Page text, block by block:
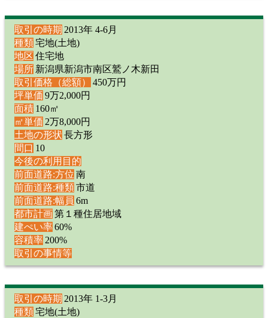
取引の時期 2013年 4-6月
種類 宅地(土地)
地区 住宅地
場所 新潟県新潟市南区鷲ノ木新田
取引価格（総額）
450万円
坪単価 9万2,000円
面積 160㎡
㎡単価 2万8,000円
土地の形状 長方形
間口 10
今後の利用目的
前面道路:方位 南
前面道路:種類 市道
前面道路:幅員 6m
都市計画 第１種住居地域
建ぺい率60%
容積率200%
取引の事情等
取引の時期 2013年 1-3月
種類 宅地(土地)